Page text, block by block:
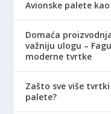
Avionske palete
Domaća
važniju ulogu –
moderne tvrtke
Zašto sve više
palete?